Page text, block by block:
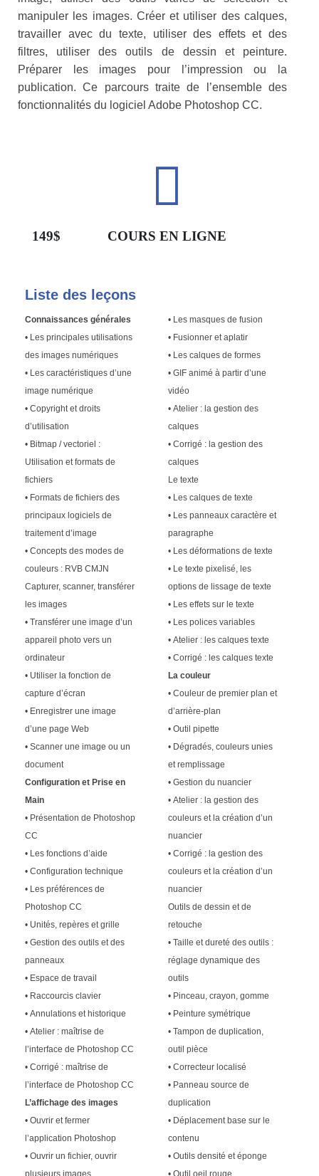
manipuler les images. Créer et utiliser des calques,
travailler avec du texte, utiliser des effets et des
filtres, utiliser des outils de dessin et peinture.
Préparer les images pour l’impression ou la
publication. Ce parcours traite de l’ensemble des
fonctionnalités du logiciel Adobe Photoshop CC.
149$ COURS EN LIGNE
Liste des leçons
Connaissances générales
• Les principales utilisations
des images numériques
• Les caractéristiques d’une
image numérique
• Copyright et droits
d’utilisation
• Bitmap / vectoriel :
Utilisation et formats de
fichiers
• Formats de fichiers des
principaux logiciels de
traitement d’image
• Concepts des modes de
couleurs : RVB CMJN
Capturer, scanner, transférer
les images
• Transférer une image d’un
appareil photo vers un
ordinateur
• Utiliser la fonction de
capture d’écran
• Enregistrer une image
d’une page Web
• Scanner une image ou un
document
Configuration et Prise en
Main
• Présentation de Photoshop
CC
• Les fonctions d’aide
• Configuration technique
• Les préférences de
Photoshop CC
• Unités, repères et grille
• Gestion des outils et des
panneaux
• Espace de travail
• Raccourcis clavier
• Annulations et historique
• Atelier : maîtrise de
l’interface de Photoshop CC
• Corrigé : maîtrise de
l’interface de Photoshop CC
L’affichage des images
• Ouvrir et fermer
l’application Photoshop
• Ouvrir un fichier, ouvrir
• Les masques de fusion
• Fusionner et aplatir
• Les calques de formes
• GIF animé à partir d’une
vidéo
• Atelier : la gestion des
calques
• Corrigé : la gestion des
calques
Le texte
• Les calques de texte
• Les panneaux caractère et
paragraphe
• Les déformations de texte
• Le texte pixelisé, les
options de lissage de texte
• Les effets sur le texte
• Les polices variables
• Atelier : les calques texte
• Corrigé : les calques texte
La couleur
• Couleur de premier plan et
d’arrière-plan
• Outil pipette
• Dégradés, couleurs unies
et remplissage
• Gestion du nuancier
• Atelier : la gestion des
couleurs et la création d’un
nuancier
• Corrigé : la gestion des
couleurs et la création d’un
nuancier
Outils de dessin et de
retouche
• Taille et dureté des outils :
réglage dynamique des
outils
• Pinceau, crayon, gomme
• Peinture symétrique
• Tampon de duplication,
outil pièce
• Correcteur localisé
• Panneau source de
duplication
• Déplacement base sur le
contenu
• Outils densité et éponge